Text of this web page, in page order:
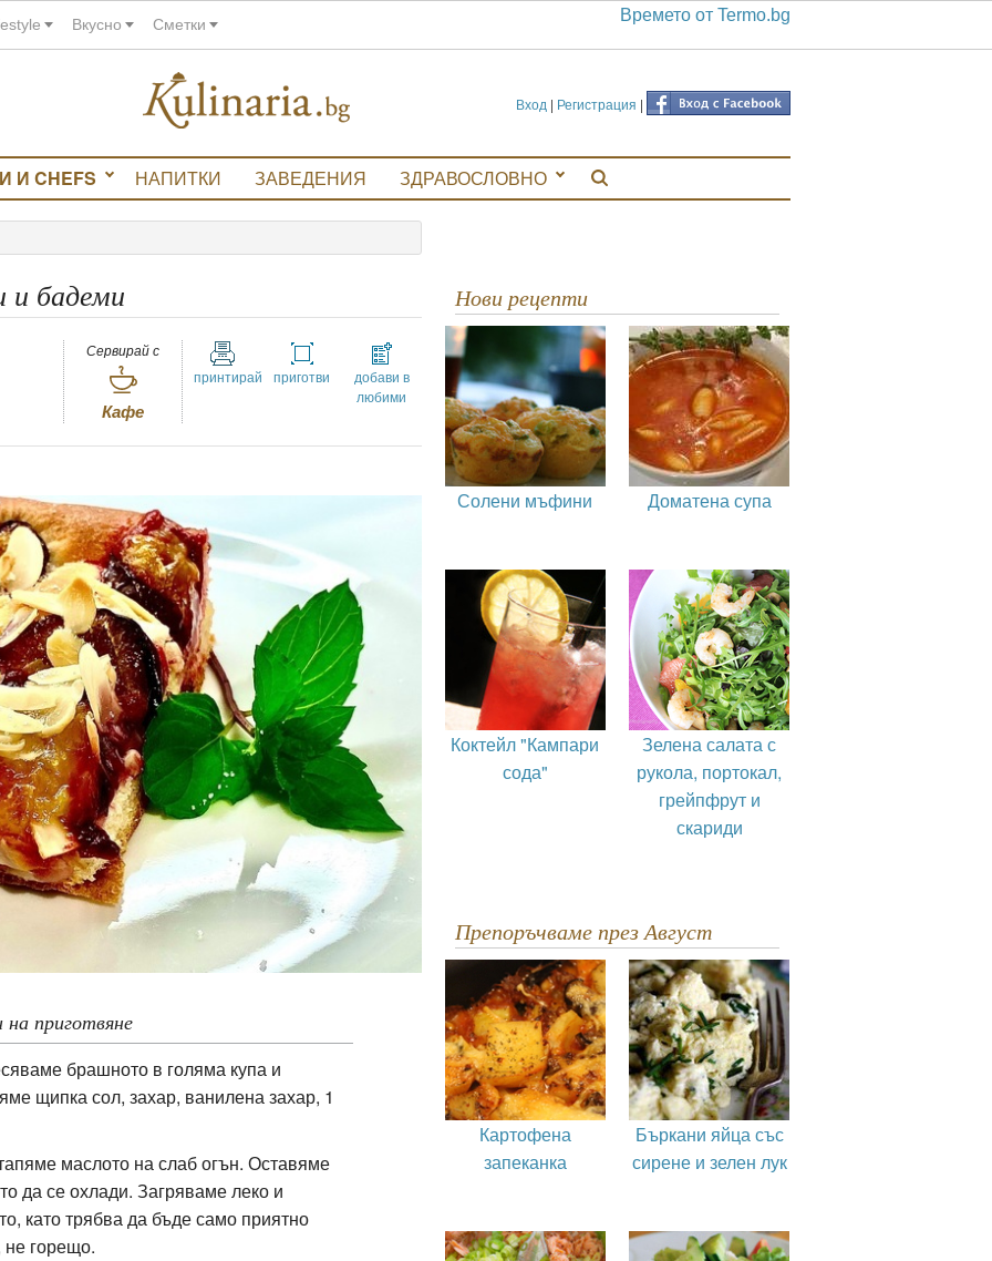
Вкусно Сметки Времето от Termo.bg
Вход | Регистрация |
И CHEFS НАПИТКИ ЗАВЕДЕНИЯ ЗДРАВОСЛОВНО
и бадеми
Сервирай с
Кафе
принтирай приготви
добави в
любими
на приготвяне
брашното в голяма купа и
щипка сол, захар, ванилена захар, 1
маслото на слаб огън. Оставяме
да се охлади. Загряваме леко и
като трябва да бъде само приятно
не горещо.
Нови рецепти
Солени мъфини Доматена супа
Коктейл "Кампари
сода"
Зелена салата с
рукола, портокал,
грейпфрут и
скариди
Препоръчваме през Август
Картофена
запеканка
Бъркани яйца със
сирене и зелен лук